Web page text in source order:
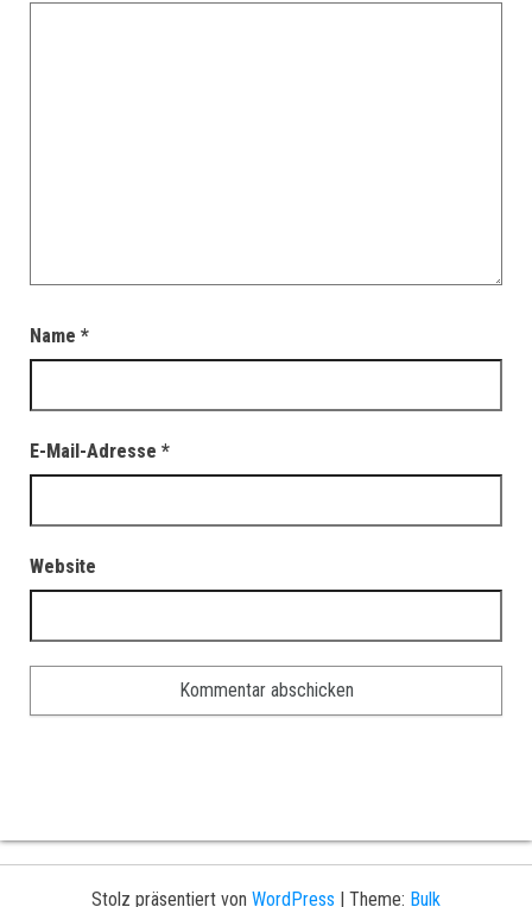
Name *
E-Mail-Adresse *
Website
Stolz präsentiert von WordPress | Theme: Bulk